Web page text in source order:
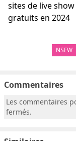
NSFW
Commentaires
Les commentaires
fermés.